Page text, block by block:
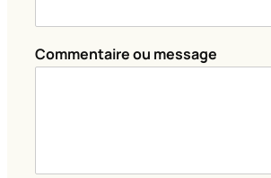
e
s
m
Commentaire ou message